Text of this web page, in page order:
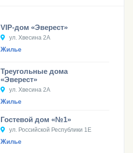
VIP-дом «Эверест»
ул. Хвесина 2А
Жилье
Треугольные дома
«Эверест»
ул. Хвесина 2А
Жилье
Гостевой дом «№1»
ул. Российской Республики 1Е
Жилье